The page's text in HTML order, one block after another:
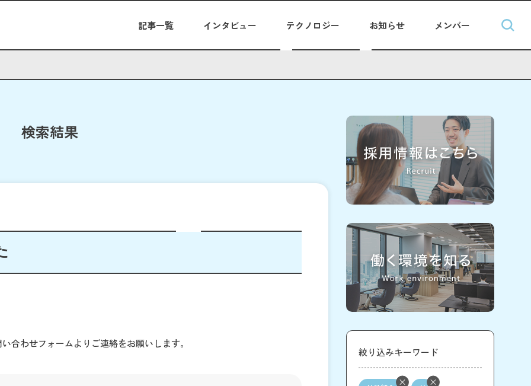
記事一覧 インタビュー テクノロジー お知らせ メンバー
検索結果
合わせフォームよりご連絡をお願いします。
絞り込みキーワード